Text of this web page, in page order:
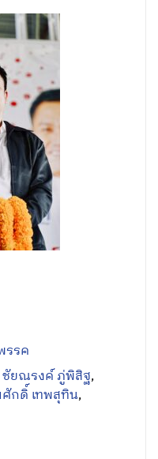
รรค
ชัยณรงค์ ภู่พิสิฐ,
กดิ์ เทพสุทิน,